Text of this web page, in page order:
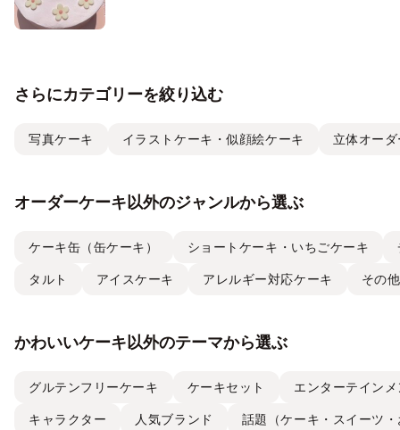
さらにカテゴリーを絞り込む
写真ケーキ イラストケーキ・似顔絵ケーキ 立体オー
オーダーケーキ以外のジャンルから選ぶ
ケーキ缶（缶ケーキ） ショートケーキ・いちごケーキ
タルト アイスケーキ アレルギー対応ケーキ その
かわいいケーキ以外のテーマから選ぶ
グルテンフリーケーキ ケーキセット エンターテイン
キャラクター 人気ブランド 話題（ケーキ・スイーツ